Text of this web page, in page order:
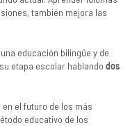
también mejora las
educación bilingüe y de
etapa escolar hablando dos
el futuro de los más
educativo de los